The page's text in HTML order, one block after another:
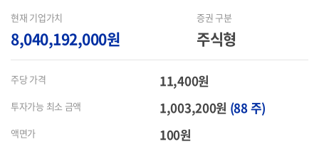
현재 기업가치
8,040,192,000원
증권 구분
주식형
주당 가격 11,400원
투자가능 최소 금액 1,003,200원 (88 주)
액면가 100원